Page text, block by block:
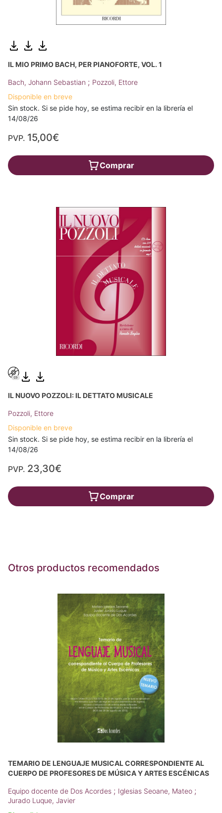
IL MIO PRIMO BACH, PER PIANOFORTE, VOL. 1
Bach, Johann Sebastian ; Pozzoli, Ettore
Disponible en breve
Sin stock. Si se pide hoy, se estima recibir en la librería el
14/08/26
PVP. 15,00€
Comprar
IL NUOVO POZZOLI: IL DETTATO MUSICALE
Pozzoli, Ettore
Disponible en breve
Sin stock. Si se pide hoy, se estima recibir en la librería el
14/08/26
PVP. 23,30€
Comprar
Otros productos recomendados
TEMARIO DE LENGUAJE MUSICAL CORRESPONDIENTE AL
CUERPO DE PROFESORES DE MÚSICA Y ARTES ESCÉNICAS
Equipo docente de Dos Acordes ; Iglesias Seoane, Mateo ;
Jurado Luque, Javier